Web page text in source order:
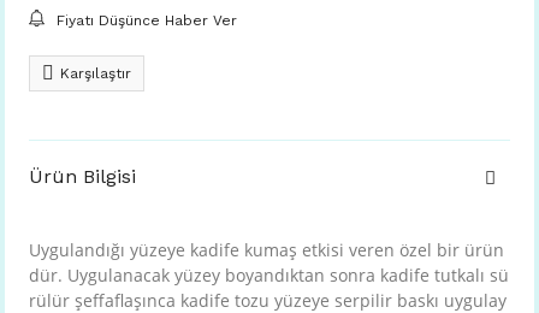
Fiyatı Düşünce Haber Ver
Karşılaştır
Ürün Bilgisi
Uygulandığı yüzeye kadife kumaş etkisi veren özel bir ürün
dür. Uygulanacak yüzey boyandıktan sonra kadife tutkalı sü
rülür şeffaflaşınca kadife tozu yüzeye serpilir baskı uygulay